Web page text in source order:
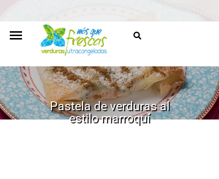
Pastela de verduras al
estilo marroquí